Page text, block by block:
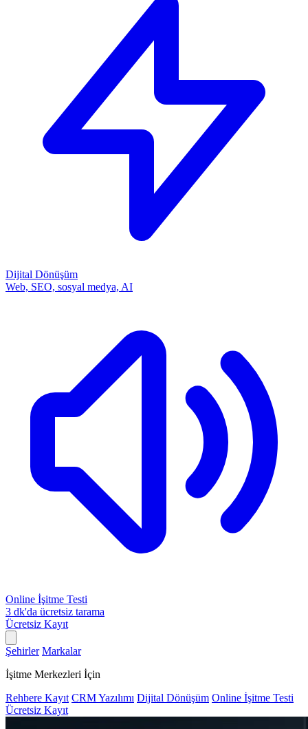
Dijital Dönüşüm
Web, SEO, sosyal medya, AI
Online İşitme Testi
3 dk'da ücretsiz tarama
Ücretsiz Kayıt
Şehirler Markalar
İşitme Merkezleri İçin
Rehbere Kayıt CRM Yazılımı Dijital Dönüşüm Online İşitme Testi
Ücretsiz Kayıt